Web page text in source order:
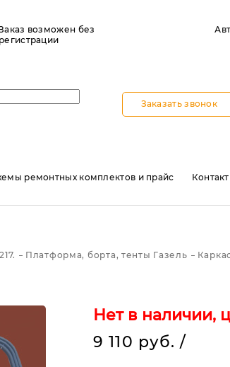
возможен без
регистрации
Заказать звонок
ремонтных комплектов и прайс
Платформа, борта, тенты Газель
Нет в наличии,
9 110 руб. /